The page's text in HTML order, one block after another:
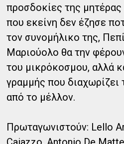
προσδοκίες της μητέρας
που εκείνη δεν έζησε
τον συνομήλικο της,
Μαριούολο θα την
του μικρόκοσμου, αλλά
γραμμής που διαχωρίζει
από το μέλλον.
Πρωταγωνιστούν: Lello